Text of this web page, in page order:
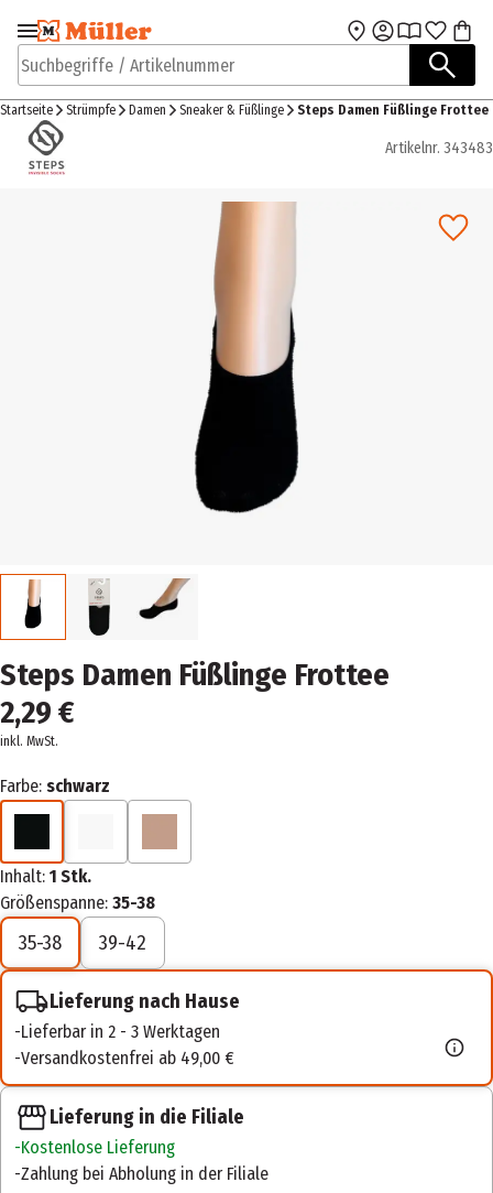
Zur Navigation
springen
Zum Hauptinhalt
Suchbegriffe / Artikelnummer
Startseite Strümpfe Damen Sneaker & Füßlinge Steps Damen Füßlinge Frottee
Artikelnr. 343483
Steps Damen Füßlinge Frottee
2,29 €
inkl. MwSt.
Farbe: schwarz
Inhalt: 1 Stk.
Größenspanne: 35-38
35-38 39-42
Lieferung nach Hause
Lieferbar in 2 - 3 Werktagen
Versandkostenfrei ab 49,00 €
Lieferung in die Filiale
Kostenlose Lieferung
Zahlung bei Abholung in der Filiale